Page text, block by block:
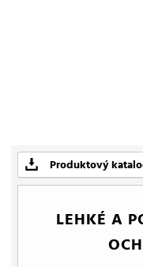
Produktový
LEHKÉ A